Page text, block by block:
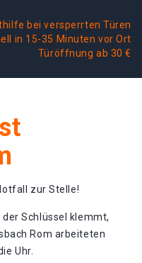
bei versperrten Türen
in 15-35 Minuten vor Ort
Türöffnung ab 30 €
zur Stelle!
Schlüssel klemmt,
Rom arbeiteten
Uhr.